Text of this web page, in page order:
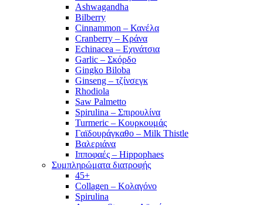
Ashwagandha
Bilberry
Cinnammon – Κανέλα
Cranberry – Κράνα
Echinacea – Εχινάτσια
Garlic – Σκόρδο
Gingko Biloba
Ginseng – τζίνσεγκ
Rhodiola
Saw Palmetto
Spirulina – Σπιρουλίνα
Turmeric – Κουρκουμάς
Γαϊδουράγκαθο – Milk Thistle
Βαλεριάνα
Ιπποφαές – Hippophaes
Συμπληρώματα διατροφής
45+
Collagen – Κολαγόνο
Spirulina